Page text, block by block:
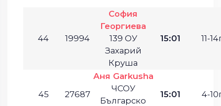
44 19994
София
Георгиева
139 ОУ
Захарий
Круша
15:01 11-
45 27687
Аня Garkusha
ЧСОУ
Българско
15:01 4-